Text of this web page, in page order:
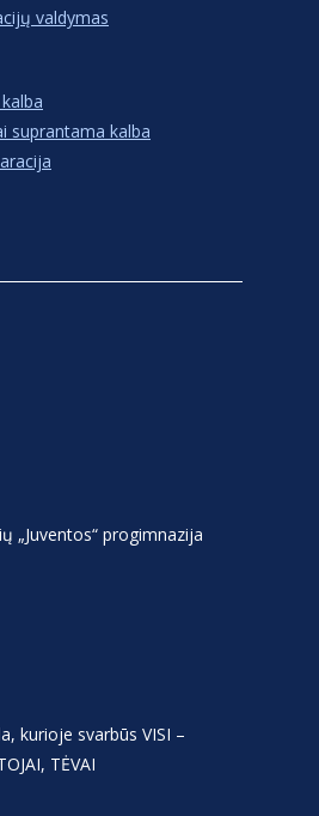
valdymas
suprantama kalba
„Juventos“ progimnazija
kurioje svarbūs VISI –
TĖVAI